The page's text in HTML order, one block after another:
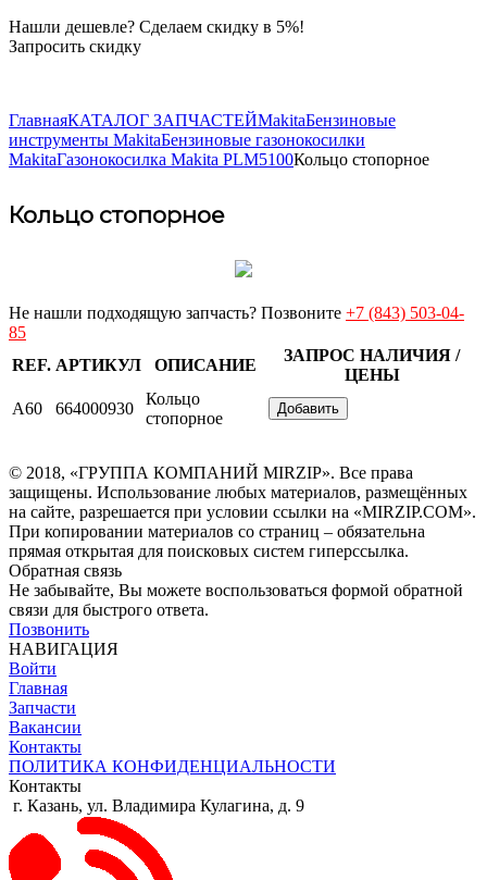
Нашли дешевле? Сделаем скидку в 5%!
Запросить скидку
ГлавнаяКАТАЛОГ ЗАПЧАСТЕЙMakitaБензиновые
инструменты MakitaБензиновые газонокосилки
MakitaГазонокосилка Makita PLM5100Кольцо стопорное
Кольцо стопорное
Не нашли подходящую запчасть? Позвоните +7 (843) 503-04-
85
REF. АРТИКУЛ ОПИСАНИЕ
ЗАПРОС НАЛИЧИЯ /
ЦЕНЫ
A60
664000930
Кольцо
стопорное
Добавить
© 2018, «ГРУППА КОМПАНИЙ MIRZIP». Все права
защищены. Использование любых материалов, размещённых
на сайте, разрешается при условии ссылки на «MIRZIP.COM».
При копировании материалов со страниц – обязательна
прямая открытая для поисковых систем гиперссылка.
Обратная связь
Не забывайте, Вы можете воспользоваться формой обратной
связи для быстрого ответа.
Позвонить
НАВИГАЦИЯ
Войти
Главная
Запчасти
Вакансии
Контакты
ПОЛИТИКА КОНФИДЕНЦИАЛЬНОСТИ
Контакты
г. Казань, ул. Владимира Кулагина, д. 9